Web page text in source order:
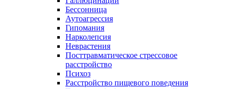
Бессонница
Аутоагрессия
Гипомания
Нарколепсия
Неврастения
Посттравматическое стрессовое
расстройство
Психоз
Расстройство пищевого поведения